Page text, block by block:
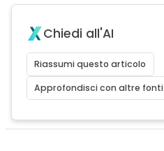
Chiedi all'AI
Riassumi questo articolo
Approfondisci con altre fonti